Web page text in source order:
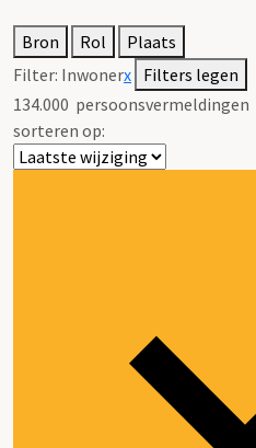
Bron Rol
Plaats
Filter: Inwonerx Filters legen
134.000 persoonsvermeldingen
sorteren op: